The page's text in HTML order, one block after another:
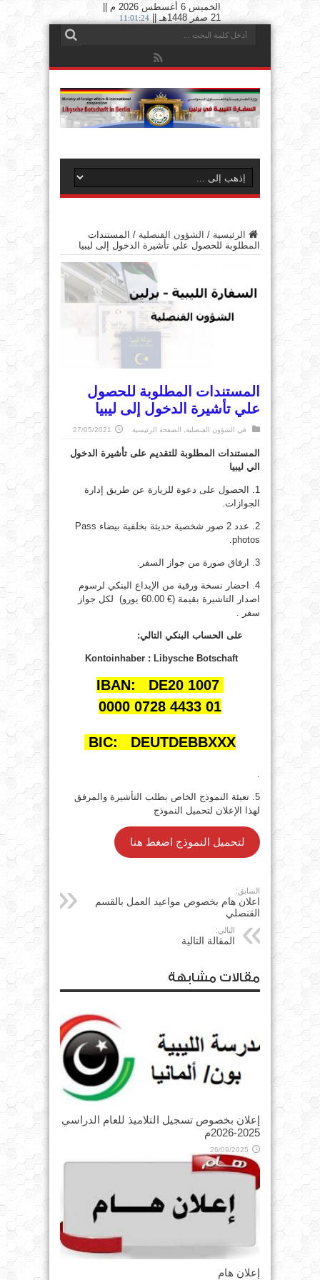
الخميس 6 أغسطس 2026 م ||
21 صفر 1448هـ ||
11:01:25
الرئيسية / الشؤون القنصلية / المستندات
المطلوبة للحصول علي تأشيرة الدخول إلى ليبيا
المستندات المطلوبة للحصول
علي تأشيرة الدخول إلى ليبيا
في الشؤون القنصلية الصفحة الرئيسية 27/05/2021
المستندات المطلوبة للتقديم على تأشيرة الدخول
الي ليبيا
1. الحصول على دعوة للزيارة عن طريق إدارة
الجوازات.
2. عدد 2 صور شخصية حديثة بخلفية بيضاء Pass
photos.
3. ارفاق صورة من جواز السفر.
4. احضار نسخة ورقية من الإيداع البنكي لرسوم
اصدار التاشيرة بقيمة (€ 60.00 يورو) لكل جواز
سفر .
على الحساب البنكي التالي:
Kontoinhaber : Libysche Botschaft
IBAN: DE20 1007
0000 0728 4433 01
BIC: DEUTDEBBXXX
5. تعبئة النموذج الخاص بطلب التأشيرة والمرفق
لهذا الإعلان لتحميل النموذج
لتحميل النموذج اضغط هنا
السابق:
اعلان هام بخصوص مواعيد العمل بالقسم
القنصلي
التالي:
المقالة التالية
مقالات مشابهة
إعلان بخصوص تسجيل التلاميذ للعام الدراسي
2025-2026م
26/09/2025
إعلان هام